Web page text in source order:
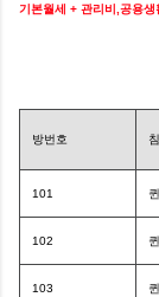
기본월세 + 관리비,공용
방번호
101
102
103